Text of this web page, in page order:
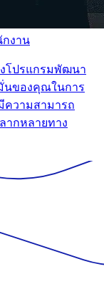
กงาน
งโปรแกรมพัฒนา
นของคุณในการ
ความสามารถ
ากหลายทาง